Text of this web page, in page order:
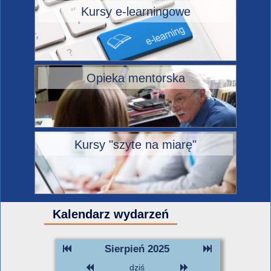
Kursy e-learningowe
Opieka mentorska
Kursy "szyte na miarę"
Kalendarz wydarzeń
Sierpień 2025
dziś